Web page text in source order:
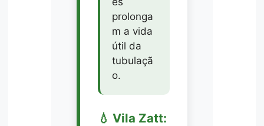
prolonga
m a vida
útil da
tubulaçã
o.
💧 Vila Zatt: